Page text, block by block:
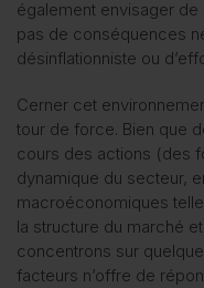
également envisager
pas de conséquences
désinflationniste ou
Cerner cet
tour de force. Bien que
cours des actions (des
dynamique du secteur,
macroéconomiques
la structure du marché
concentrons sur
facteurs n’offre de